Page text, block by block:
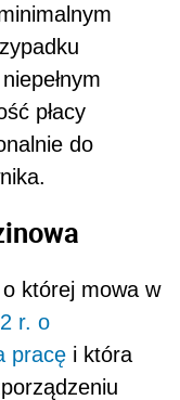
płacy
do
której mowa w
r. o
pracę i która